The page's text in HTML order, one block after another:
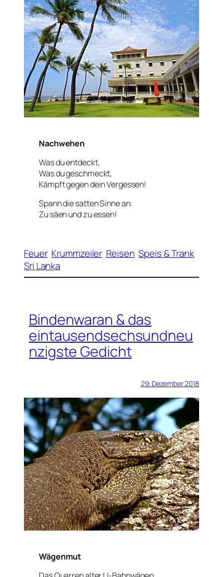
Nachwehen
Was du entdeckt,
Was du geschmeckt,
Kämpft gegen dein Vergessen!
Spann die satten Sinne an:
Zu säen und zu essen!
Feuer Krummzeiler Reisen Speis & Trank
Sri Lanka
Bindenwaran & das
eintausendsechsundneu
nzigste Gedicht
29. Dezember 2018
Wägenmut